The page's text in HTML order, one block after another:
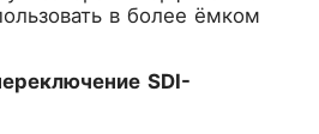
в более ёмком
SDI-